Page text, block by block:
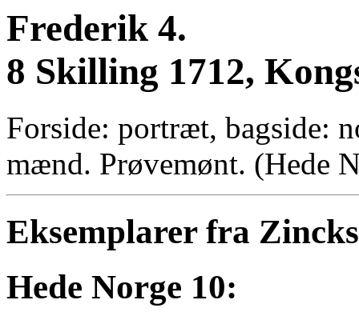
Frederik 4.
8 Skilling 1712,
Forside: portræt, bagside:
mænd. Prøvemønt. (Hede
Eksemplarer fra
Hede Norge 10: